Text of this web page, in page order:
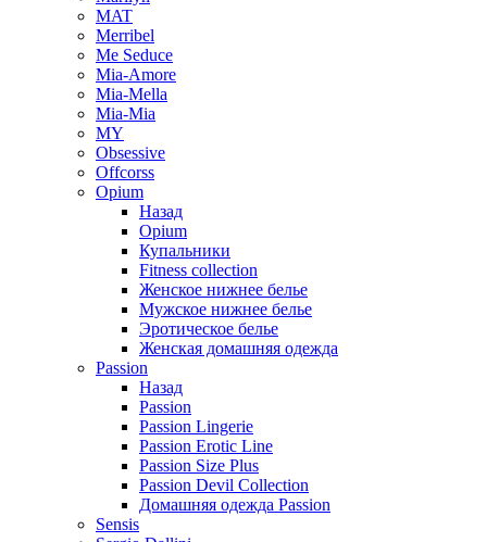
MAT
Merribel
Me Seduce
Mia-Amore
Mia-Mella
Mia-Mia
MY
Obsessive
Offcorss
Opium
Назад
Opium
Купальники
Fitness collection
Женское нижнее белье
Мужское нижнее белье
Эротическое белье
Женская домашняя одежда
Passion
Назад
Passion
Passion Lingerie
Passion Erotic Line
Passion Size Plus
Passion Devil Collection
Домашняя одежда Passion
Sensis